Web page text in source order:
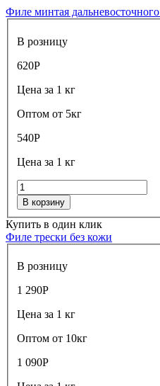
Филе минтая дальневосточного
В розницу
620Р
Цена за 1 кг
Оптом от 5кг
540Р
Цена за 1 кг
В корзину
Купить в один клик
Филе трески без кожи
В розницу
1 290Р
Цена за 1 кг
Оптом от 10кг
1 090Р